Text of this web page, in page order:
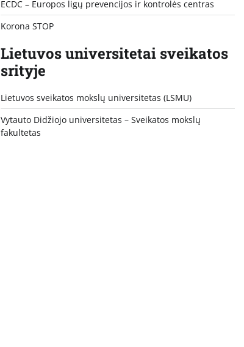
ECDC – Europos ligų prevencijos ir kontrolės centras
Korona STOP
Lietuvos universitetai sveikatos
srityje
Lietuvos sveikatos mokslų universitetas (LSMU)
Vytauto Didžiojo universitetas – Sveikatos mokslų
fakultetas